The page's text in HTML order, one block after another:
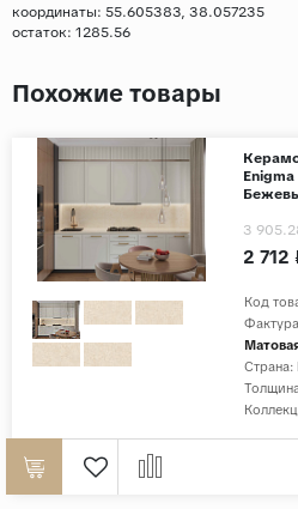
координаты: 55.605383, 38.057235
остаток: 1285.56
Похожие товары
Код
Страна:
2
3